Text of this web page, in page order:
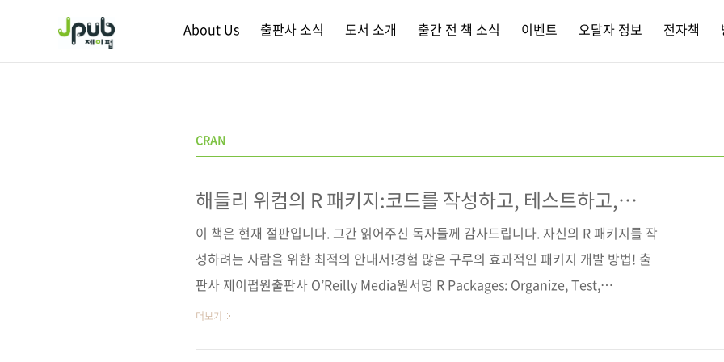
About Us 출판사 소식 도서 소개 출간 전 책 소식 이벤트 오탈자 정보 전자책
CRAN
해들리 위컴의 R 패키지:코드를 작성하고, 테스트하고,
문서화하고, 공유하라
이 책은 현재 절판입니다. 그간 읽어주신 독자들께 감사드립니다. 자신의 R 패키지를 작
성하려는 사람을 위한 최적의 안내서!경험 많은 구루의 효과적인 패키지 개발 방법! 출
판사 제이펍원출판사 O’Reilly Media원서명 R Packages: Organize, Test,
Document, and Share Your Code(원서 ISBN: 9781491910597)저자명 해들리 위
더보기